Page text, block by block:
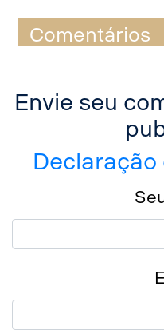
Comentários
Envie seu